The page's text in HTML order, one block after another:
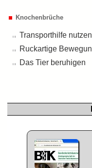
Knochenbrüche
Transporthilfe
Ruckartige
Das Tier beruhigen